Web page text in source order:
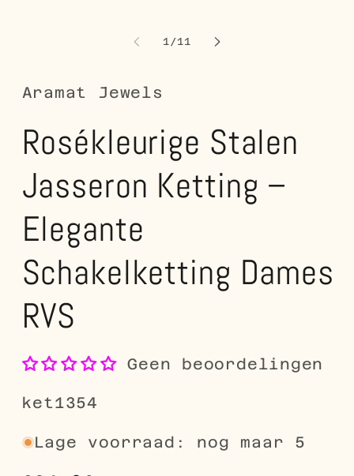
1 /van
11
Aramat Jewels
Rosékleurige Stalen
Jasseron Ketting –
Elegante
Schakelketting Dames
RVS
Geen beoordelingen
SKU:
ket1354
Lage voorraad: nog maar 5